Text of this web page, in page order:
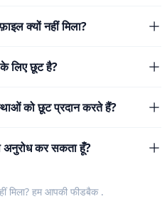
क्यों नहीं मिला?
के लिए छूट है?
को छूट प्रदान करते हैं?
अनुरोध कर सकता हूँ?
मिला? हम आपकी फीडबैक.